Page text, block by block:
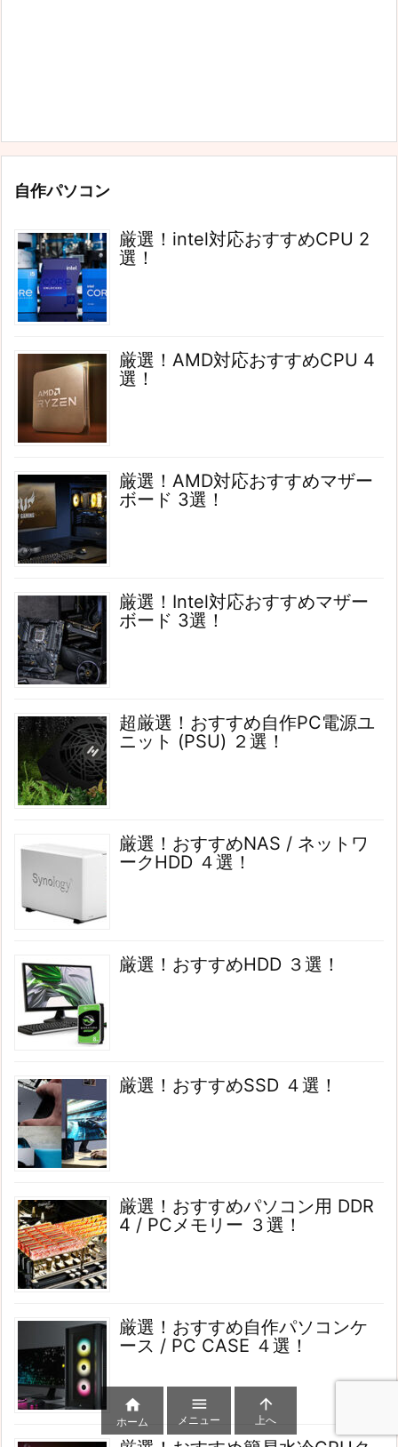
自作パソコン
厳選！intel対応おすすめCPU 2
選！
厳選！AMD対応おすすめCPU 4
選！
厳選！AMD対応おすすめマザー
ボード 3選！
厳選！Intel対応おすすめマザー
ボード 3選！
超厳選！おすすめ自作PC電源ユ
ニット (PSU) ２選！
厳選！おすすめNAS / ネットワ
ークHDD ４選！
厳選！おすすめHDD ３選！
厳選！おすすめSSD ４選！
厳選！おすすめパソコン用 DDR
4 / PCメモリー ３選！
厳選！おすすめ自作パソコンケ
ース / PC CASE ４選！

ホーム

メニュー

上へ